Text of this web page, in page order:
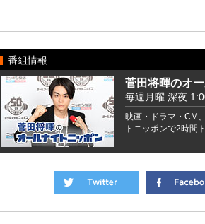
番組情報
菅田将暉のオ
毎週月曜 深夜
映画・ドラマ・CM
トニッポンで2時間